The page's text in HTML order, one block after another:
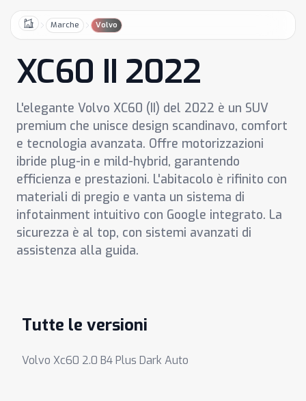
HomeMarche Volvo
XC60 II 2022
L'elegante Volvo XC60 (II) del 2022 è un SUV
premium che unisce design scandinavo, comfort
e tecnologia avanzata. Offre motorizzazioni
ibride plug-in e mild-hybrid, garantendo
efficienza e prestazioni. L'abitacolo è rifinito con
materiali di pregio e vanta un sistema di
infotainment intuitivo con Google integrato. La
sicurezza è al top, con sistemi avanzati di
assistenza alla guida.
Tutte le versioni
Volvo Xc60 2.0 B4 Plus Dark Auto